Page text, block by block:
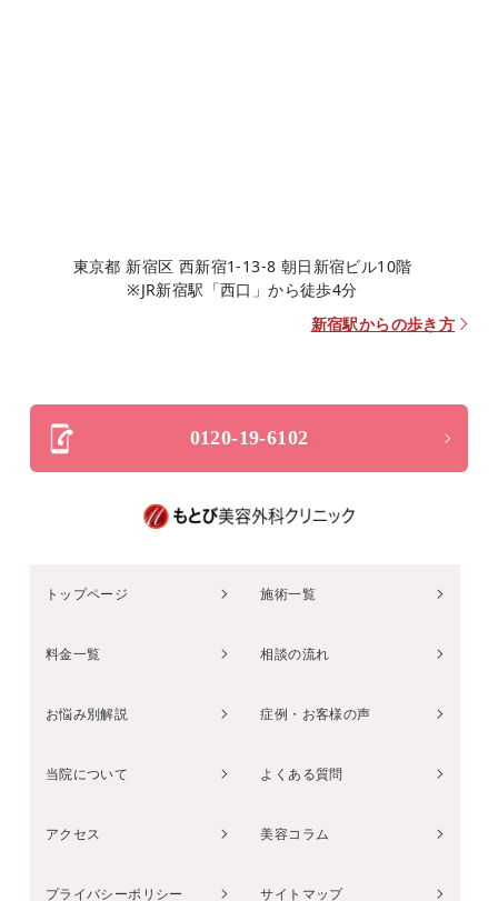
東京都 新宿区 西新宿1-13-8 朝日新宿ビル10階
※JR新宿駅「西口」から徒歩4分
新宿駅からの歩き方
0120-19-6102
トップページ 施術一覧
料金一覧 相談の流れ
お悩み別解説 症例・お客様の声
当院について よくある質問
アクセス 美容コラム
プライバシーポリシー サイトマップ